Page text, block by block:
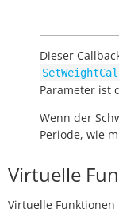
Dieser
Parameter ist
Wenn der
Periode, wie
Virtuelle
Virtuelle